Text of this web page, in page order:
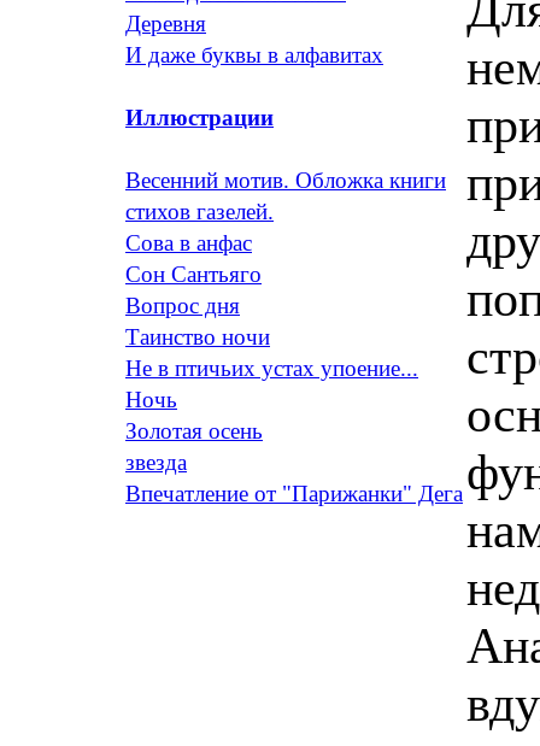
Деревня
И даже буквы в алфавитах
Иллюстрации
Весенний мотив. Обложка книги
стихов газелей.
Сова в анфас
Сон Сантьяго
Вопрос дня
Таинство ночи
Не в птичьих устах упоение...
Ночь
Золотая осень
звезда
Впечатление от "Парижанки" Дега